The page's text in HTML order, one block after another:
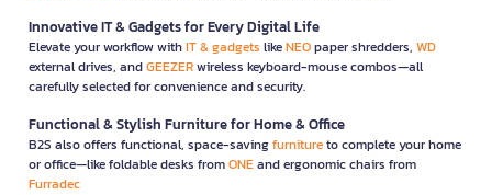
Innovative IT & Gadgets for Every Digital Life
Elevate your workflow withIT & gadgets likeNEOpaper shredders, WD
external drives, andGEEZERwireless keyboard-mouse combos—all
carefully selected for convenience and security.
Functional & Stylish Furniture for Home & Office
B2S also offers functional, space-savingfurnitureto complete your home
or office—like foldable desks fromONEand ergonomic chairs from
Furradec